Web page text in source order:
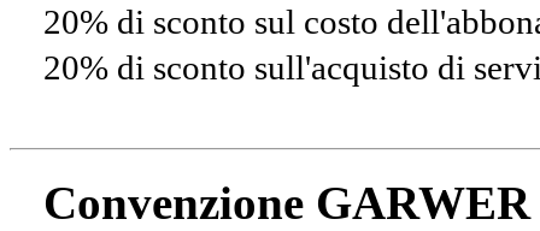
20% di sconto sul costo
20% di sconto sull'acquisto di
Convenzione